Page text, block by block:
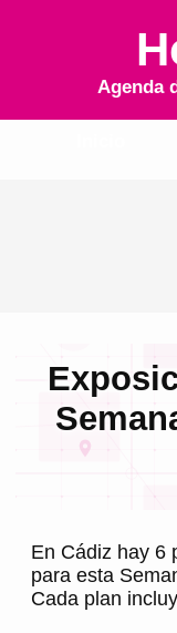
Agenda
En Cádiz hay 6
para esta
Cada plan